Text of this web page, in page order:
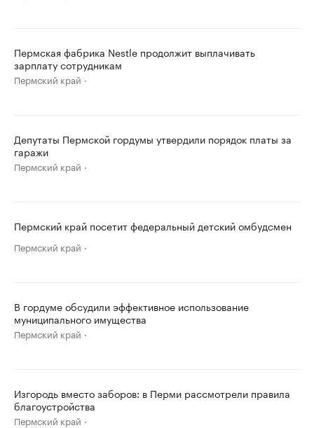
Пермская фабрика Nestle продолжит выплачивать
зарплату сотрудникам
Пермский край
Депутаты Пермской гордумы утвердили порядок платы за
гаражи
Пермский край
Пермский край посетит федеральный детский омбудсмен
Пермский край
В гордуме обсудили эффективное использование
муниципального имущества
Пермский край
Изгородь вместо заборов: в Перми рассмотрели правила
благоустройства
Пермский край